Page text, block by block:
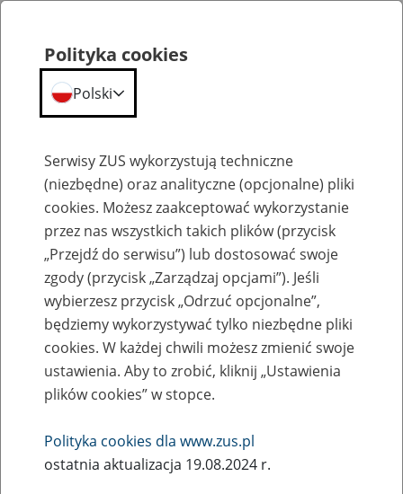
Szkolenia
Zaproś ZUS do siebie - zakładanie profili
eZUS w siedzibie Twojej firmy
Rodzaj wydarzenia
Szkolenia
Polityka cookies
Polski
Serwisy ZUS wykorzystują techniczne
(niezbędne) oraz analityczne (opcjonalne) pliki
cookies. Możesz zaakceptować wykorzystanie
przez nas wszystkich takich plików (przycisk
„Przejdź do serwisu”) lub dostosować swoje
zgody (przycisk „Zarządzaj opcjami”). Jeśli
wybierzesz przycisk „Odrzuć opcjonalne”,
będziemy wykorzystywać tylko niezbędne pliki
cookies. W każdej chwili możesz zmienić swoje
ustawienia. Aby to zrobić, kliknij „Ustawienia
plików cookies” w stopce.
Polityka cookies dla www.zus.pl
ostatnia aktualizacja 19.08.2024 r.